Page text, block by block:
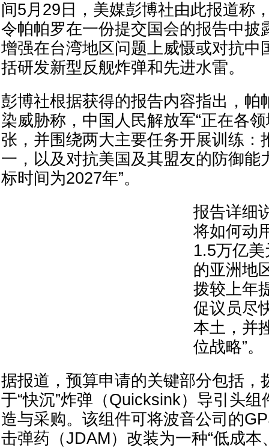
间5月29日，美媒彭博社由此报道称
令帕帕罗在一份提交国会的报告中披
增强在台湾地区问题上威慑或对抗中
括研发新型反舰炸弹和先进水雷。
彭博社根据获得的报告内容指出，帕
染威胁称，中国人民解放军“正在各
张，并围绕两大主要任务开展训练：
一，以及对抗美国及其盟友的防御能
标时间为2027年”。
报告详细
将如何动
1.5万亿
的亚洲地
拨较上年
促议员尽
本土，并
位战略”。
据报道，预算申请的关键部分包括，
于“快沉”炸弹（Quicksink）导引头
造与采购。该组件可将波音公司的
击弹药（JDAM）改装为一种“低成本